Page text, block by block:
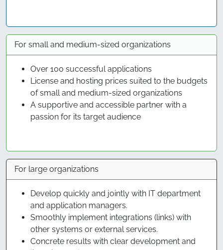
For small and medium-sized organizations
Over 100 successful applications
License and hosting prices suited to the budgets
of small and medium-sized organizations
A supportive and accessible partner with a
passion for its target audience
For large organizations
Develop quickly and jointly with IT department
and application managers.
Smoothly implement integrations (links) with
other systems or external services.
Concrete results with clear development and